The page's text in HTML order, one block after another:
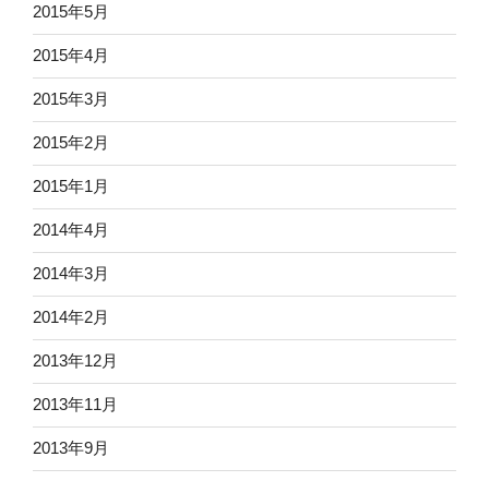
2015年5月
2015年4月
2015年3月
2015年2月
2015年1月
2014年4月
2014年3月
2014年2月
2013年12月
2013年11月
2013年9月